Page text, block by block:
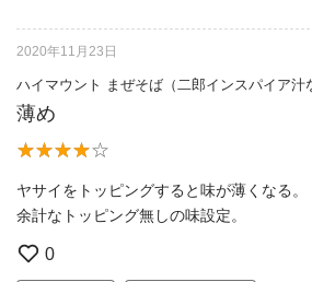
2020年11月23日
ハイマウント まぜそば（二郎インスパイア汁
薄め
ヤサイをトッピングすると味が薄くなる。
余計なトッピング無しの味設定。
0